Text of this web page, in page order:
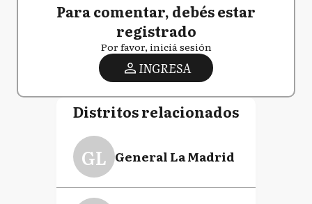
Para comentar, debés estar
registrado
Por favor, iniciá sesión
INGRESA
Distritos relacionados
GL General La Madrid